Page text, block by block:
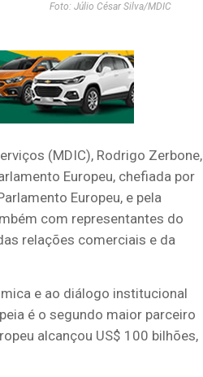
Foto: Júlio César Silva/MDIC
(MDIC), Rodrigo Zerbone,
Europeu, chefiada por
Europeu, e pela
com representantes do
relações comerciais e da
e ao diálogo institucional
é o segundo maior parceiro
alcançou US$ 100 bilhões,